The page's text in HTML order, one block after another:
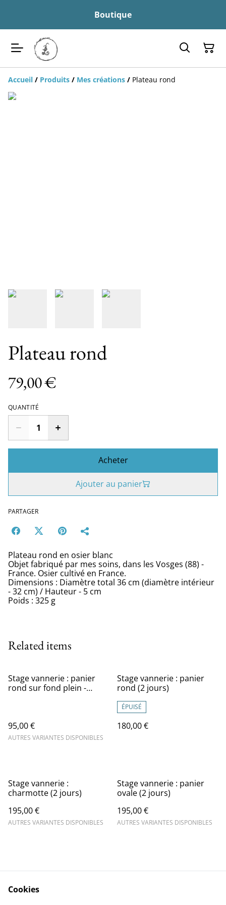
Boutique
Accueil / Produits / Mes créations / Plateau rond
Plateau rond
79,00 €
QUANTITÉ
Acheter
Ajouter au panier
PARTAGER
Plateau rond en osier blanc
Objet fabriqué par mes soins, dans les Vosges (88) -
France. Osier cultivé en France.
Dimensions : Diamètre total 36 cm (diamètre intérieur
- 32 cm) / Hauteur - 5 cm
Poids : 325 g
Related items
Stage vannerie : panier
rond sur fond plein -
95,00 €
AUTRES VARIANTES DISPONIBLES
Stage vannerie : panier
rond (2 jours)
ÉPUISÉ
180,00 €
Stage vannerie :
charmotte (2 jours)
195,00 €
AUTRES VARIANTES DISPONIBLES
Stage vannerie : panier
ovale (2 jours)
195,00 €
AUTRES VARIANTES DISPONIBLES
Cookies